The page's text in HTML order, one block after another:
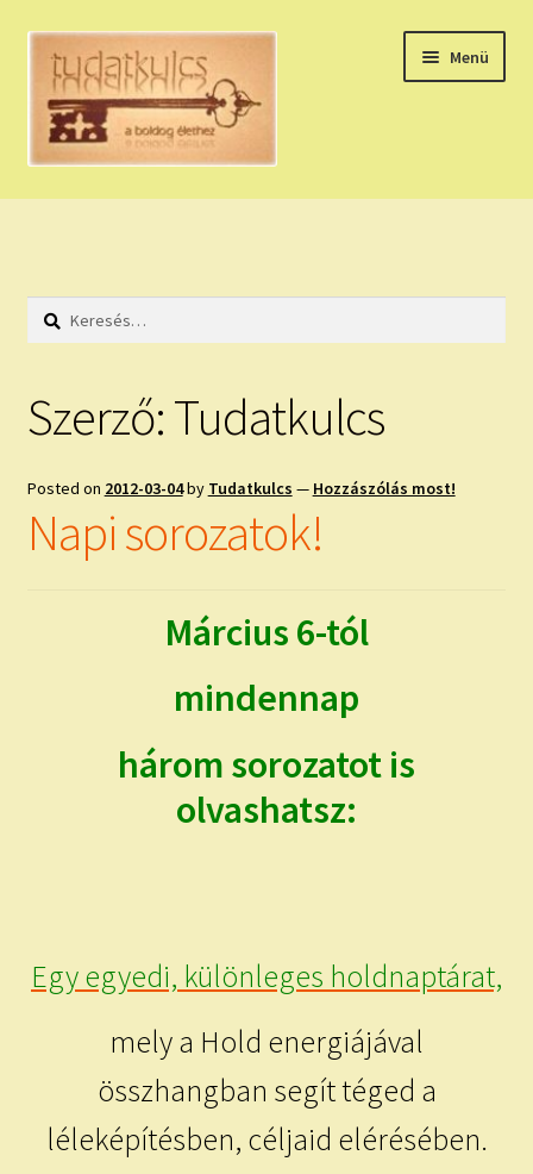
Ugrás
navigációhoz
Kilépés
tartalomba
Menü
HÚZZ EGY KÁRTYÁT!
HOLDNAPTÁR
KÉRJ EGY MEGERŐSÍTÉST!
IRATKOZZ FEL A VIDEÓ CSATORNÁNKRA!
TAROT ELEMZÉS MEGRENDELÉSE LIMITÁLT!
Keresés:
Szerző:Tudatkulcs
Posted on 2012-03-04by Tudatkulcs — Hozzászólás most!
Napi sorozatok!
Március 6-tól
mindennap
három sorozatot is
olvashatsz:
Egy egyedi, különleges holdnaptárat,
mely a Hold energiájával
összhangban segít téged a
léleképítésben, céljaid elérésében.